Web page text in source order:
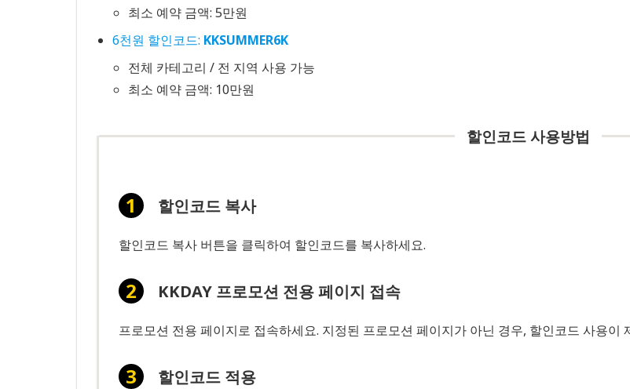
최소 예약 금액: 5만원
6천원 할인코드: KKSUMMER6K
전체 카테고리 / 전 지역 사용 가능
최소 예약 금액: 10만원
할인코드 사용방법
할인코드 복사
할인코드 복사 버튼을 클릭하여 할인코드를 복사하세요.
KKDAY 프로모션 전용 페이지 접속
프로모션 전용 페이지로 접속하세요. 지정된 프로모션 페이지가 아닌 경우, 할인코드 사용이
할인코드 적용